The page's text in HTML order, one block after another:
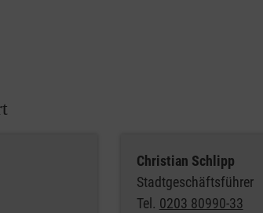
Christian Schlipp
Stadtgeschäftsführer
Tel. 0203 80990-33